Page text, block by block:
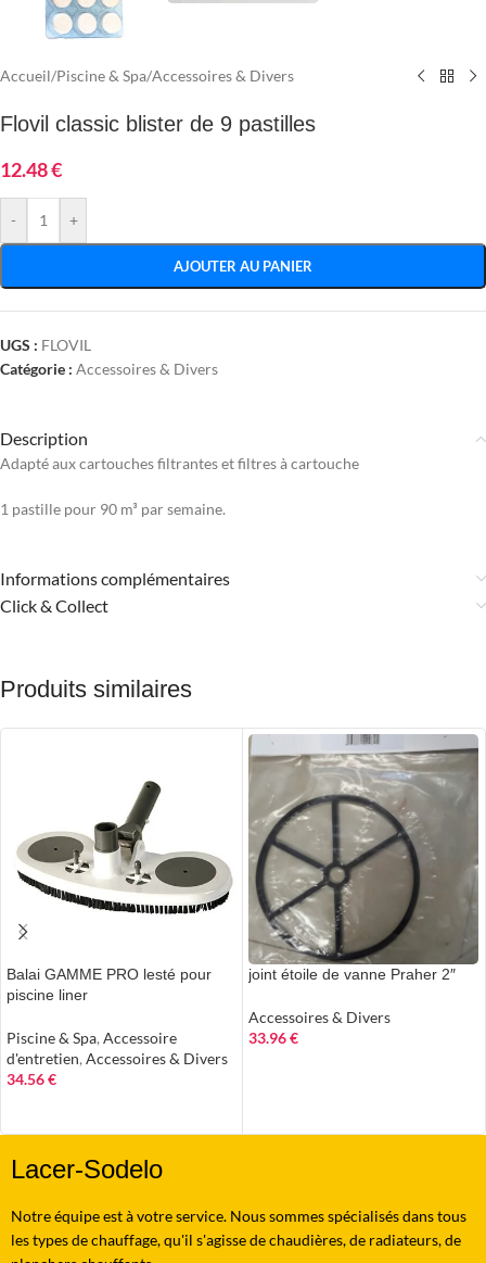
Accueil/Piscine & Spa/Accessoires & Divers
Flovil classic blister de 9 pastilles
12.48€
- +
AJOUTER AU PANIER
UGS : FLOVIL
Catégorie : Accessoires & Divers
Description
Adapté aux cartouches filtrantes et filtres à cartouche
1 pastille pour 90 m³ par semaine.
Informations complémentaires
Click & Collect
Produits similaires
Balai GAMME PRO lesté pour
piscine liner
Piscine & Spa, Accessoire
d'entretien, Accessoires & Divers
34.56€
joint étoile de vanne Praher 2″
Accessoires & Divers
33.96€
Lacer-Sodelo
Notre équipe est à votre service. Nous sommes spécialisés dans tous
les types de chauffage, qu'il s'agisse de chaudières, de radiateurs, de